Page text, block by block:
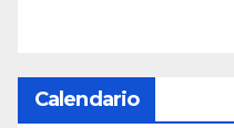
Calendario